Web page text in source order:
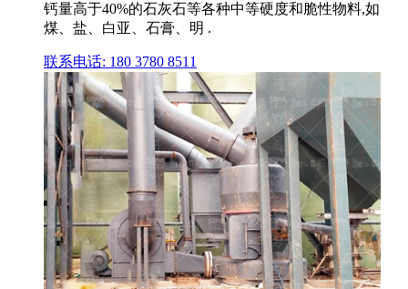
钙量高于40%的石灰石等各种中等硬度和脆性物料,如
煤、盐、白亚、石膏、明 .
联系电话: 180 3780 8511